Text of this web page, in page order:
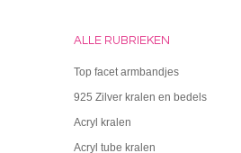
ALLE RUBRIEKEN
Top facet armbandjes
925 Zilver kralen en bedels
Acryl kralen
Acryl tube kralen